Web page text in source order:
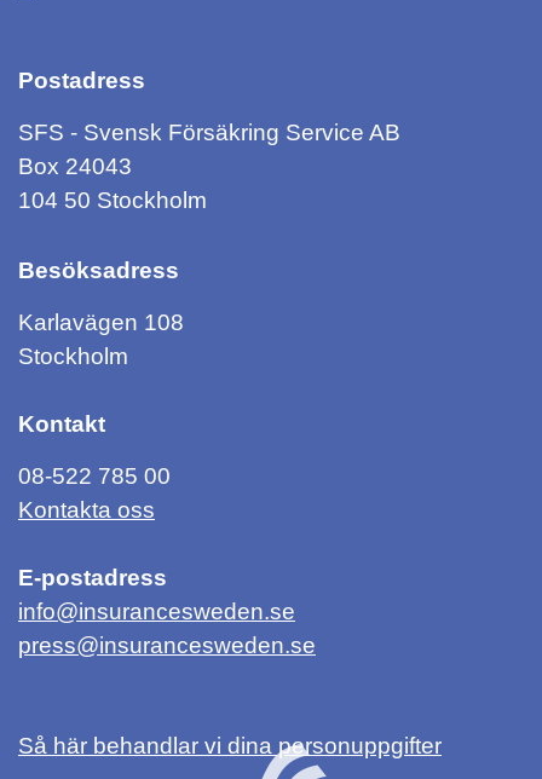
Postadress
SFS - Svensk Försäkring Service AB
Box 24043
104 50 Stockholm
Besöksadress
Karlavägen 108
Stockholm
Kontakt
08-522 785 00
Kontakta oss
E-postadress
info@insurancesweden.se
press@insurancesweden.se
Så här behandlar vi dina personuppgifter